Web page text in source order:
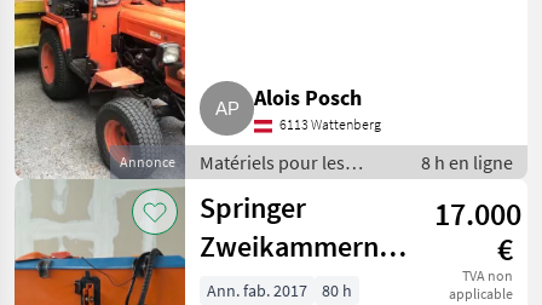
Annonce
Alois Posch
6113 Wattenberg
Matériels pour les
services publics / Autres
matériels pour les
services publics
8 h en ligne
Springer
Zweikammernstreuer
SD
17.000
€
TVA non
applicable
Ann. fab. 2017 80 h